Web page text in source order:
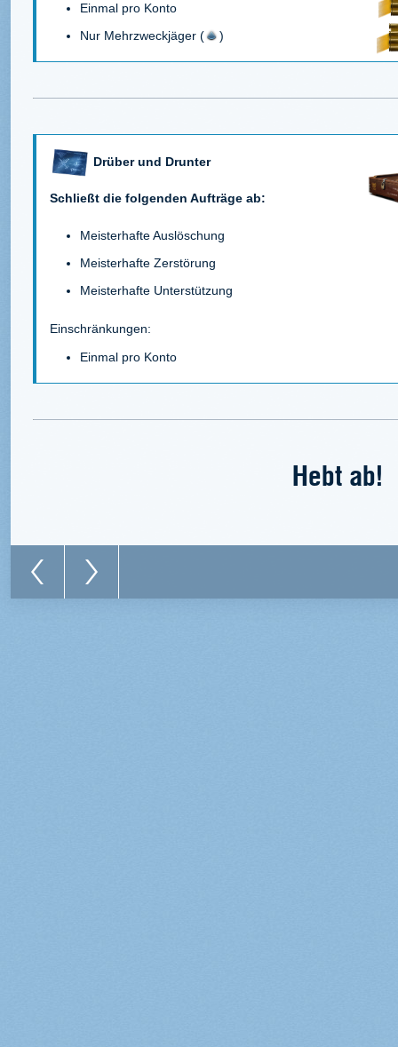
Einmal pro Konto
Nur Mehrzweckjäger (
)
Drüber und Drunter
Schließt die folgenden Aufträge ab:
Meisterhafte Auslöschung
Meisterhafte Zerstörung
Meisterhafte Unterstützung
Einschränkungen:
Einmal pro Konto
Hebt ab!